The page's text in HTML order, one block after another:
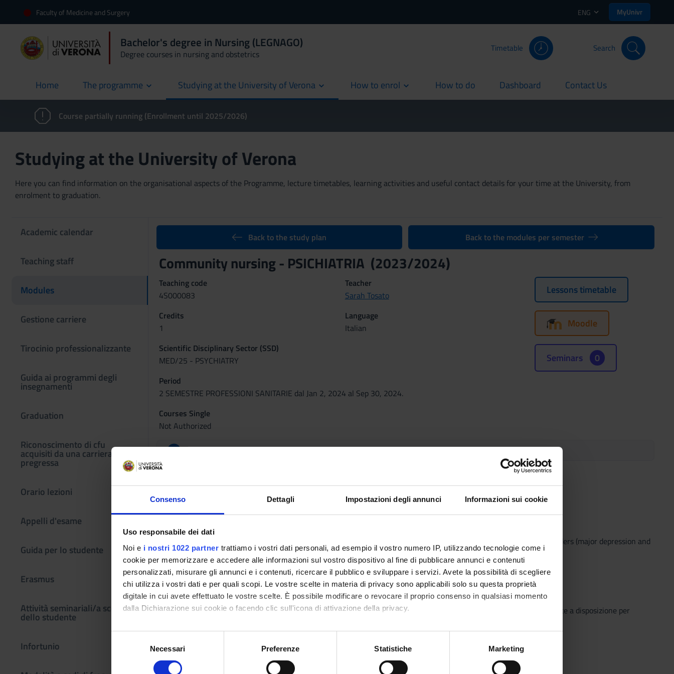
Consenso Dettagli Impostazioni degli annunci Informazioni sui cookie
Uso responsabile dei dati
Noi e i nostri 1022 partner trattiamo i vostri dati personali, ad esempio il vostro numero IP, utilizzando tecnologie come i
cookie per memorizzare e accedere alle informazioni sul vostro dispositivo al fine di pubblicare annunci e contenuti
personalizzati, misurare gli annunci e i contenuti, ricercare il pubblico e sviluppare i servizi. Avete la possibilità di scegliere
chi utilizza i vostri dati e per quali scopi. Le vostre scelte in materia di privacy sono applicabili solo su questa proprietà
digitale in cui avete effettuato le vostre scelte. È possibile modificare o revocare il proprio consenso in qualsiasi momento
dalla Dichiarazione sui cookie o facendo clic sull'icona di attivazione della privacy.
Con il tuo consenso, vorremmo anche:
raccogliere informazioni sulla tua posizione geografica, con un'approssimazione di qualche metro,
digitali).
Necessari Preferenze Statistiche Marketing
Faculty of Medicine and Surgery ENG MyUnivr
Bachelor's degree in Nursing (LEGNAGO)
Degree courses in nursing and obstetrics
Timetable Search
Home
current The programme Studying at the University of Verona How to enrol How to do
current Dashboard
current Contact Us
current
Course partially running (Enrollment until 2025/2026)
Studying at the University of Verona
Here you can find information on the organisational aspects of the Programme, lecture timetables, learning activities and useful contact details for your time at the University, from
enrolment to graduation.
Academic calendar
Teaching staff
Modules
Gestione carriere
Tirocinio professionalizzante
Guida ai programmi degli
insegnamenti
Graduation
Riconoscimento di cfu
acquisiti da una carriera
pregressa
Orario lezioni
Appelli d'esame
Guida per lo studente
Erasmus
Attività seminariali/a scelta
dello studente
Infortunio
Back to the study plan Back to the modules per semester
Community nursing - PSICHIATRIA (2023/2024)
Teaching code
4S000083
Teacher
Sarah Tosato
Credits
1
Language
Italian
Scientific Disciplinary Sector (SSD)
MED/25 - PSYCHIATRY
Period
2 SEMESTRE PROFESSIONI SANITARIE dal Jan 2, 2024 al Sep 30, 2024.
Courses Single
Not Authorized
Lessons timetable
Moodle
Seminars 0
To show the organization of the course that includes this module, follow this link:Course organization
Program
- Psychiatric legislation and organization of psychiatric services
- Bio-psycho-social model in psychiatry
- Classification of mental disorders
- Semiotics, psychopathology and clinical aspects of the following mental disorders: psychotic disorders, affective disorders (major depression and
bipolar disorder), anxiety disorders, personality disorders, Alcohol and Substance Abuse (general principles)
- Prevention, treatment (psychotherapies, medications) and rehabilitation in psychiatry
Bibliography
Vai alla bibliografia
Visualizza la bibliografia con Leganto, strumento che il Sistema Bibliotecario mette a disposizione per
Didactic methods
Theoretical lessons with clinical cases